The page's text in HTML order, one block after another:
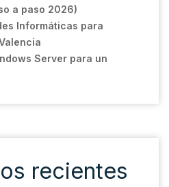
a paso 2026)
Informáticas para
Server para un
recientes